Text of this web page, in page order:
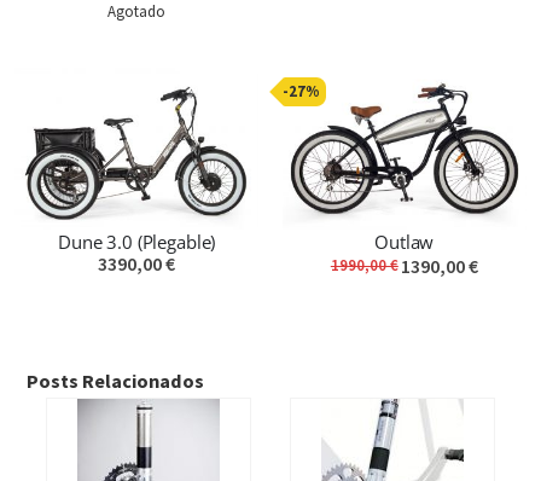
Agotado
Dune 3.0 (Plegable)
3390,00 €
-27%
Outlaw
1990,00 €1390,00 €
Posts Relacionados